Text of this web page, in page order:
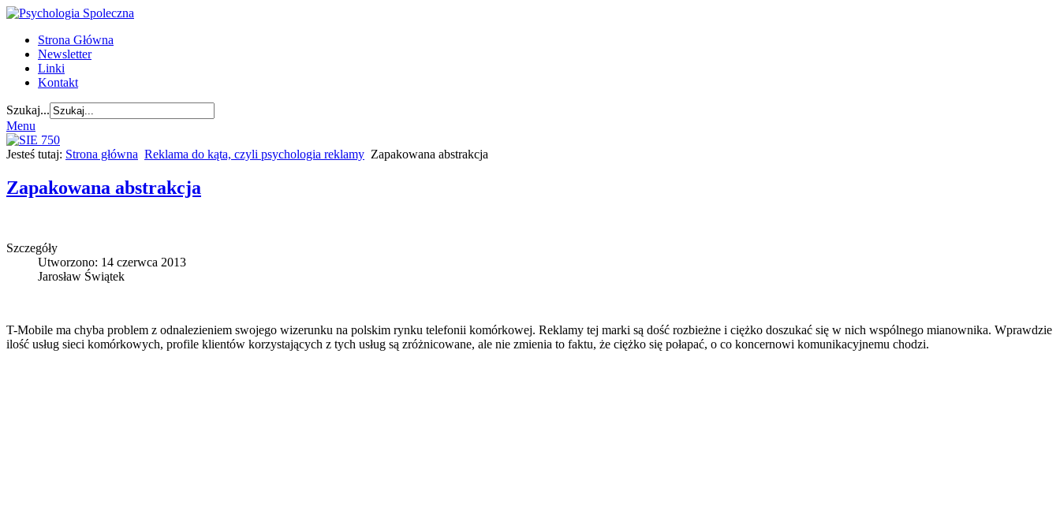
Strona Główna
Newsletter
Linki
Kontakt
Szukaj...
Menu
Jesteś tutaj: Strona główna Reklama do kąta, czyli psychologia reklamy Zapakowana abstrakcja
Zapakowana abstrakcja
Szczegóły
Utworzono: 14 czerwca 2013
Jarosław Świątek
T-Mobile ma chyba problem z odnalezieniem swojego wizerunku na polskim rynku telefonii komórkowej. Reklamy tej marki są dość rozbieżne i ciężko doszukać się w nich wspólnego mianownika. Wprawdzie
ilość usług sieci komórkowych, profile klientów korzystających z tych usług są zróżnicowane, ale nie zmienia to faktu, że ciężko się połapać, o co koncernowi komunikacyjnemu chodzi.